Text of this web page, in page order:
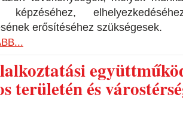
képzéséhez,
erősítéséhez szükségesek.
területén és